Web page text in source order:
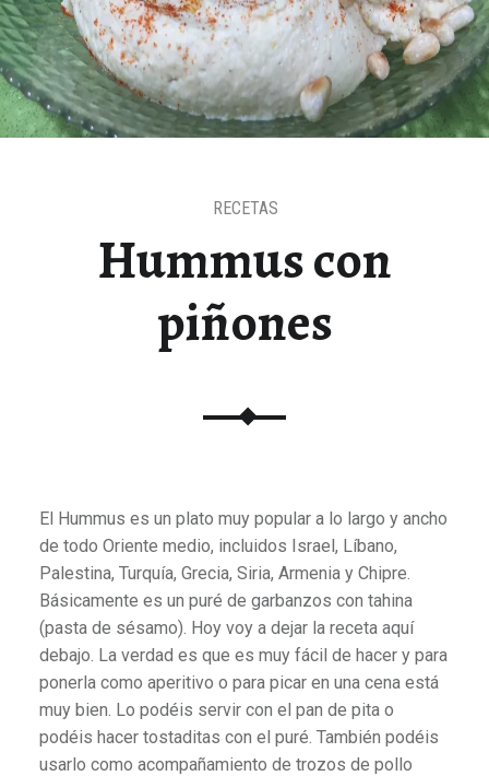
Hummus con
piñones
RECETAS
El Hummus es un plato muy popular a lo largo y ancho
de todo Oriente medio, incluidos Israel, Líbano,
Palestina, Turquía, Grecia, Siria, Armenia y Chipre.
Básicamente es un puré de garbanzos con tahina
(pasta de sésamo). Hoy voy a dejar la receta aquí
debajo. La verdad es que es muy fácil de hacer y para
ponerla como aperitivo o para picar en una cena está
muy bien. Lo podéis servir con el pan de pita o
podéis hacer tostaditas con el puré. También podéis
usarlo como acompañamiento de trozos de pollo